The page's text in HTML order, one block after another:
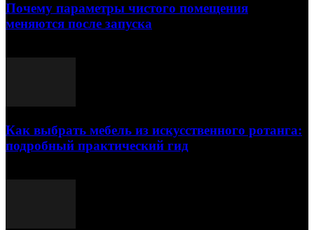
Почему параметры чистого помещения
меняются после запуска
Как выбрать мебель из искусственного ротанга:
подробный практический гид